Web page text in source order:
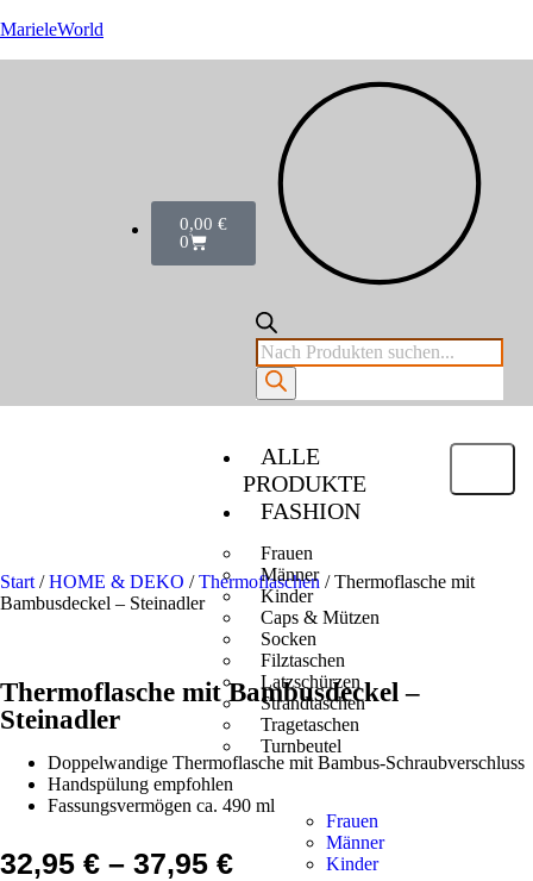
MarieleWorld
0,00 €
0
ALLE
PRODUKTE
FASHION
Frauen
Männer
Kinder
Caps & Mützen
Socken
Filztaschen
Latzschürzen
Strandtaschen
Tragetaschen
Turnbeutel
Frauen
Männer
Kinder
Start /HOME & DEKO /Thermoflaschen / Thermoflasche mit
Bambusdeckel – Steinadler
Thermoflasche mit Bambusdeckel –
Steinadler
Doppelwandige Thermoflasche mit Bambus-Schraubverschluss
Handspülung empfohlen
Fassungsvermögen ca. 490 ml
32,95 € – 37,95 €